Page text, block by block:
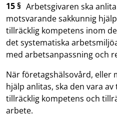
15 § Arbetsgivaren ska
motsvarande sakkunnig
tillräcklig kompetens inom
det systematiska
med arbetsanpassning och
När företagshälsovård, eller
hjälp anlitas, ska den vara
tillräcklig kompetens och
arbete.